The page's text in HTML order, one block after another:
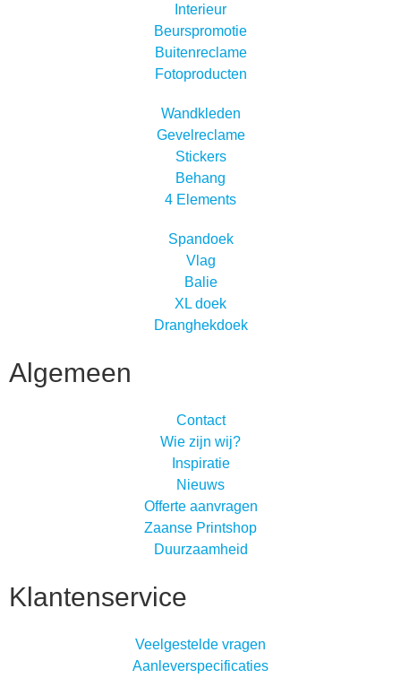
Interieur
Beurspromotie
Buitenreclame
Fotoproducten
Wandkleden
Gevelreclame
Stickers
Behang
4 Elements
Spandoek
Vlag
Balie
XL doek
Dranghekdoek
Algemeen
Contact
Wie zijn wij?
Inspiratie
Nieuws
Offerte aanvragen
Zaanse Printshop
Duurzaamheid
Klantenservice
Veelgestelde vragen
Aanleverspecificaties